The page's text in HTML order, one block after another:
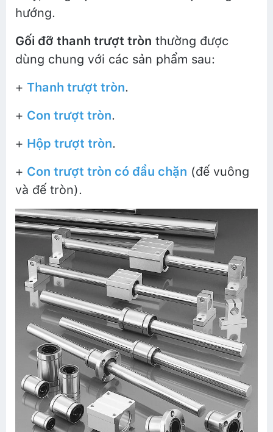
hướng.
Gối đỡ thanh trượt tròn thường được
dùng chung với các sản phẩm sau:
+ Thanh trượt tròn.
+ Con trượt tròn.
+ Hộp trượt tròn.
+ Con trượt tròn có đầu chặn (đế vuông
và đế tròn).